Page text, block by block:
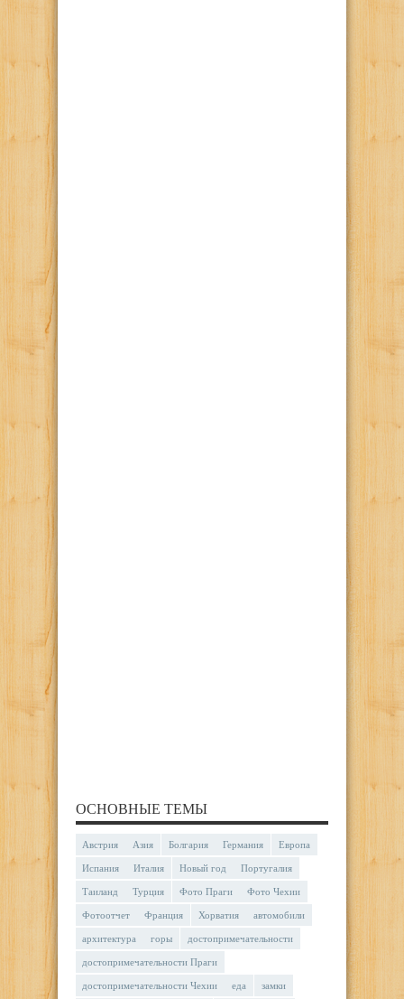
ОСНОВНЫЕ ТЕМЫ
Австрия Азия Болгария Германия Европа
Испания Италия Новый год Португалия
Таиланд Турция Фото Праги Фото Чехии
Фотоотчет Франция Хорватия автомобили
архитектура горы достопримечательности
достопримечательности Праги
достопримечательности Чехии еда замки